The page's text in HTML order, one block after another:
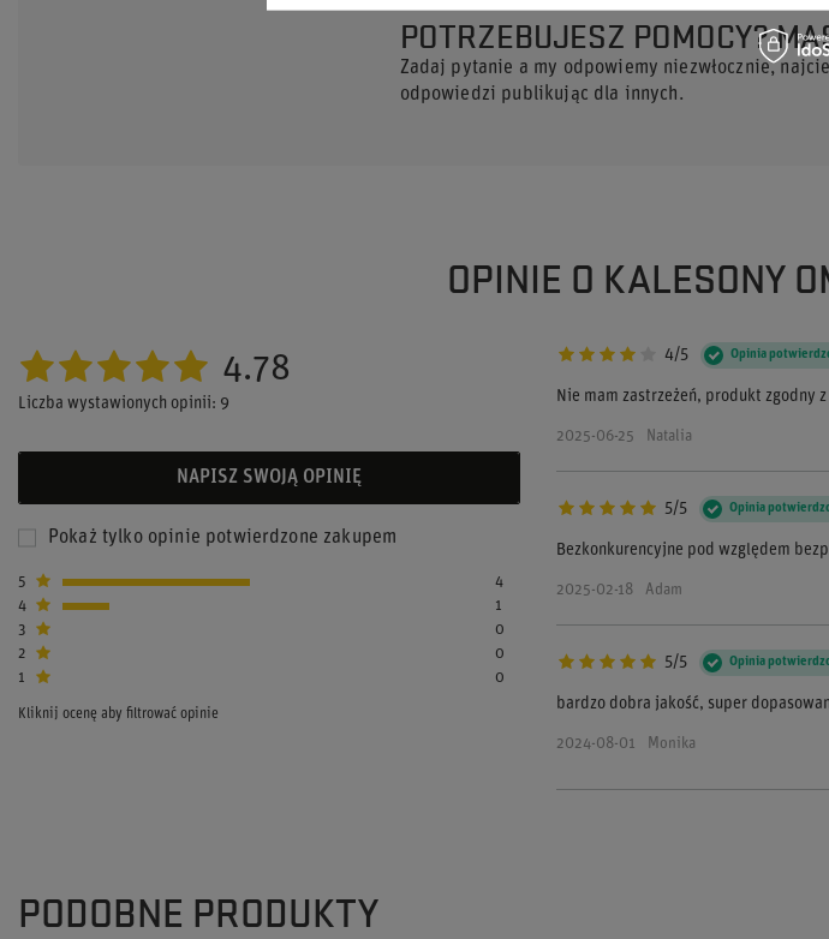
POTRZEBUJESZ POMOCY?
Zadaj pytanie a my odpowiemy niezwłocznie,
odpowiedzi publikując dla innych.
OPINIE O KALESONY
4.78
Liczba wystawionych opinii: 9
NAPISZ SWOJĄ OPINIĘ
Pokaż tylko opinie potwierdzone zakupem
5
4
4
1
3
0
2
0
1
0
Kliknij ocenę aby filtrować opinie
4/5 Opinia
Nie mam zastrzeżeń, produkt zgodny
2025-06-25 Natalia
5/5 Opinia
Bezkonkurencyjne pod względem
2025-02-18 Adam
5/5 Opinia
bardzo dobra jakość, super
2024-08-01 Monika
5/5 Opinia
5/5 Opinia
PODOBNE PRODUKTY